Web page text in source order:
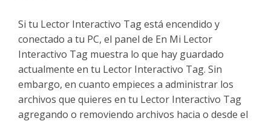
Si tu Lector Interactivo Tag está encendido y
conectado a tu PC, el panel de En Mi Lector
Interactivo Tag muestra lo que hay guardado
actualmente en tu Lector Interactivo Tag. Sin
embargo, en cuanto empieces a administrar los
archivos que quieres en tu Lector Interactivo Tag
agregando o removiendo archivos hacia o desde el